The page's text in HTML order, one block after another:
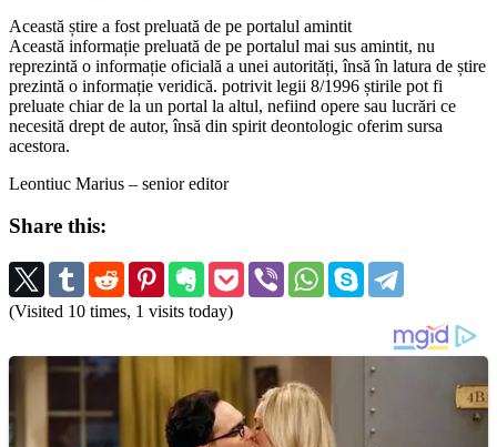
Această știre a fost preluată de pe portalul amintit
Această informație preluată de pe portalul mai sus amintit, nu
reprezintă o informație oficială a unei autorități, însă în latura de știre
prezintă o informație veridică. potrivit legii 8/1996 știrile pot fi
preluate chiar de la un portal la altul, nefiind opere sau lucrări ce
necesită drept de autor, însă din spirit deontologic oferim sursa
acestora.
Leontiuc Marius – senior editor
Share this:
(Visited 10 times, 1 visits today)